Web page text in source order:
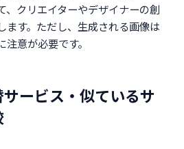
、クリエイターやデザイナーの創
ます。ただし、生成される画像は
意が必要です。
ービス・似ているサ